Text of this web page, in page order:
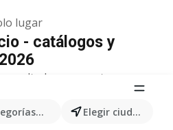
lugar
productos... Elegir ciudad
- catálogos y
para este
tiendas Éxito